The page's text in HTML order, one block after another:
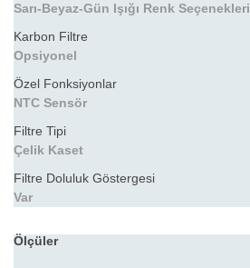
Sarı-Beyaz-Gün Işığı Renk Seçenekleri
Karbon Filtre
Opsiyonel
Özel Fonksiyonlar
NTC Sensör
Filtre Tipi
Çelik Kaset
Filtre Doluluk Göstergesi
Var
Ölçüler